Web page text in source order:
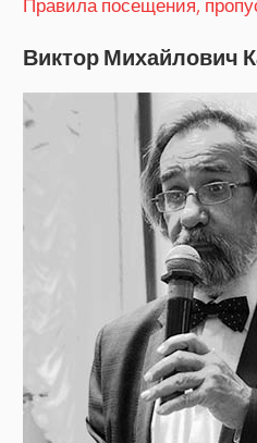
Правила посещения,
Виктор Михайлович